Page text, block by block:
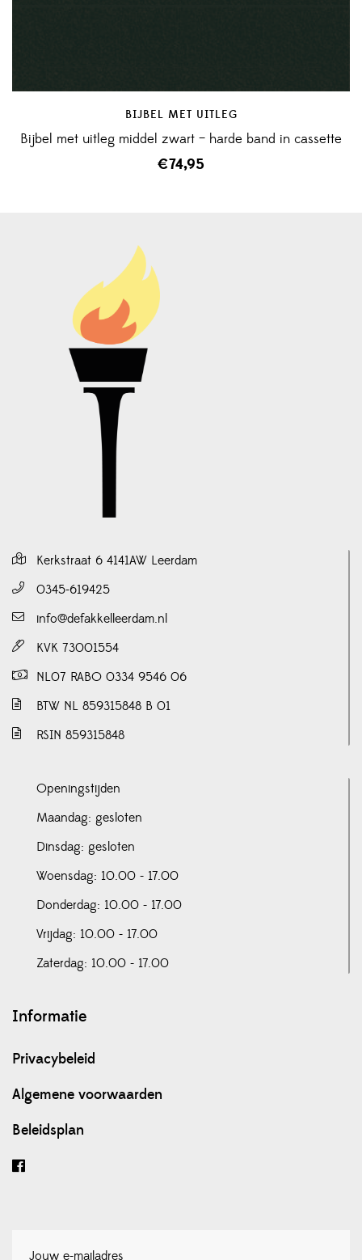
BIJBEL MET UITLEG
Bijbel met uitleg middel zwart – harde band in cassette
€74,95
Kerkstraat 6 4141AW Leerdam
0345-619425
info@defakkelleerdam.nl
KVK 73001554
NL07 RABO 0334 9546 06
BTW NL 859315848 B 01
RSIN 859315848
Openingstijden
Maandag: gesloten
Dinsdag: gesloten
Woensdag: 10.00 - 17.00
Donderdag: 10.00 - 17.00
Vrijdag: 10.00 - 17.00
Zaterdag: 10.00 - 17.00
Informatie
Privacybeleid
Algemene voorwaarden
Beleidsplan